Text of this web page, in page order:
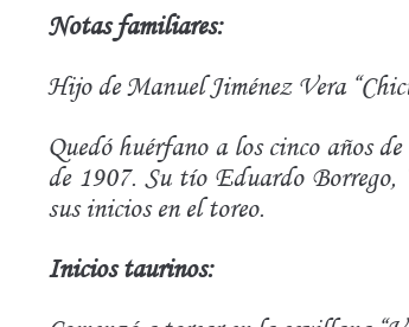
Notas familiares:
Hijo de Manuel Jiménez Vera
Quedó huérfano a los cinco años
de 1907. Su tío Eduardo Borrego,
sus inicios en el toreo.
Inicios taurinos: